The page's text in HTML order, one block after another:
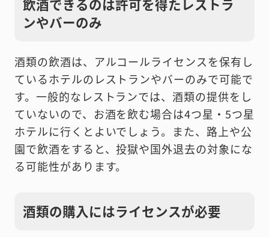
飲酒できるのは許可を得たレストラ
ンやバーのみ
酒類の飲酒は、アルコールライセンスを保有し
ているホテルのレストランやバーのみで可能で
す。一般的なレストランでは、酒類の提供をし
ていないので、お酒を飲む場合は4つ星・5つ星
ホテルに行くとよいでしょう。また、路上や公
園で飲酒をすると、投獄や国外退去の対象にな
る可能性があります。
酒類の購入にはライセンスが必要